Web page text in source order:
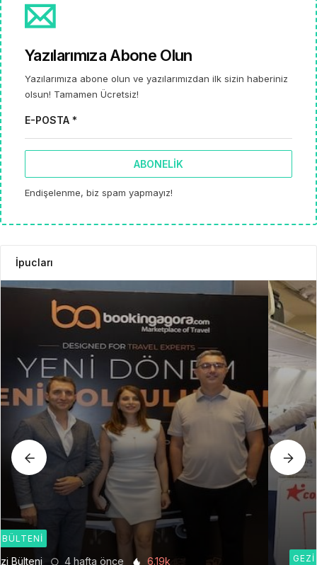
Yazılarımıza Abone Olun
Yazılarımıza abone olun ve yazılarımızdan ilk sizin haberiniz
olsun! Tamamen Ücretsiz!
E-POSTA *
ABONELIK
Endişelenme, biz spam yapmayız!
İpucları
GEZI BÜLTENI